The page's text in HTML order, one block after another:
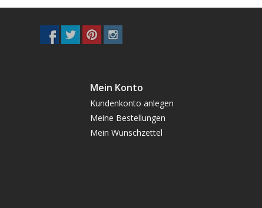
Mein Konto
Kundenkonto anlegen
Meine Bestellungen
Mein Wunschzettel